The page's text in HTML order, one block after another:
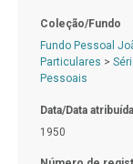
Coleção/Fundo
Fundo Pessoal
Particulares >
Pessoais
Data/Data atribuída
1950